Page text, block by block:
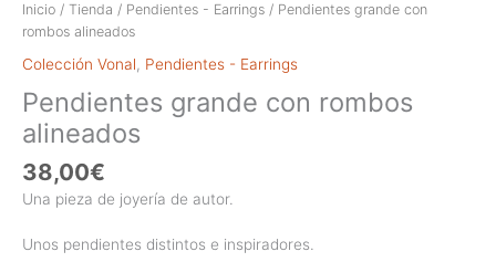
Inicio / Tienda / Pendientes - Earrings / Pendientes grande con
rombos alineados
Colección Vonal Pendientes - Earrings
Pendientes grande con rombos
alineados
38,00€
Una pieza de joyería de autor.
Unos pendientes distintos e inspiradores.